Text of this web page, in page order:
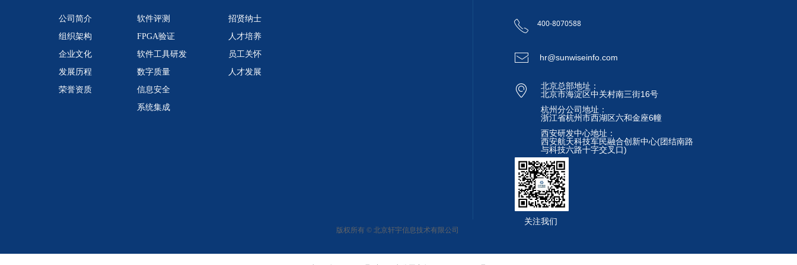
公司简介
组织架构
企业文化
发展历程
荣誉资质
软件评测
FPGA验证
软件工具研发
数字质量
信息安全
系统集成
招贤纳士
人才培养
员工关怀
人才发展
ꂅ 400-8070588
ꂘ hr@sunwiseinfo.com
ꀷ
北京总部地址：
北京市海淀区中关村南三街16号
杭州分公司地址：
浙江省杭州市西湖区六和金座6幢
西安研发中心地址：
西安航天科技军民融合创新中心(团结南路
与科技六路十字交叉口)
关注我们
版权所有 © 北京轩宇信息技术有限公司